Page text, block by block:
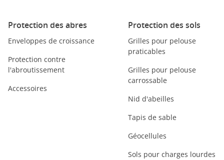
Protection des abres
Enveloppes de croissance
Protection contre
l'abroutissement
Accessoires
Protection des sols
Grilles pour pelouse
praticables
Grilles pour pelouse
carrossable
Nid d'abeilles
Tapis de sable
Géocellules
Sols pour charges lourdes